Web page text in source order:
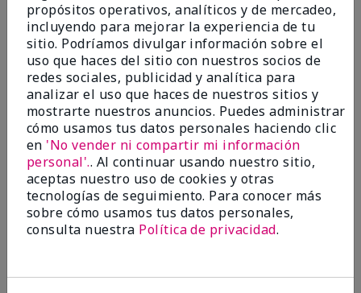
¿Le ha resultado útil esta
opinión?
22 1
Marcar esta opinión
5
Awesome
EnviadoHace 10 meses
porJudy
Comprador verificado
propósitos operativos, analíticos y de mercadeo,
incluyendo para mejorar la experiencia de tu
sitio. Podríamos divulgar información sobre el
uso que haces del sitio con nuestros socios de
redes sociales, publicidad y analítica para
analizar el uso que haces de nuestros sitios y
mostrarte nuestros anuncios. Puedes administrar
cómo usamos tus datos personales haciendo clic
en 'No vender ni compartir mi información
personal'.. Al continuar usando nuestro sitio,
aceptas nuestro uso de cookies y otras
tecnologías de seguimiento. Para conocer más
sobre cómo usamos tus datos personales,
consulta nuestra Política de privacidad.